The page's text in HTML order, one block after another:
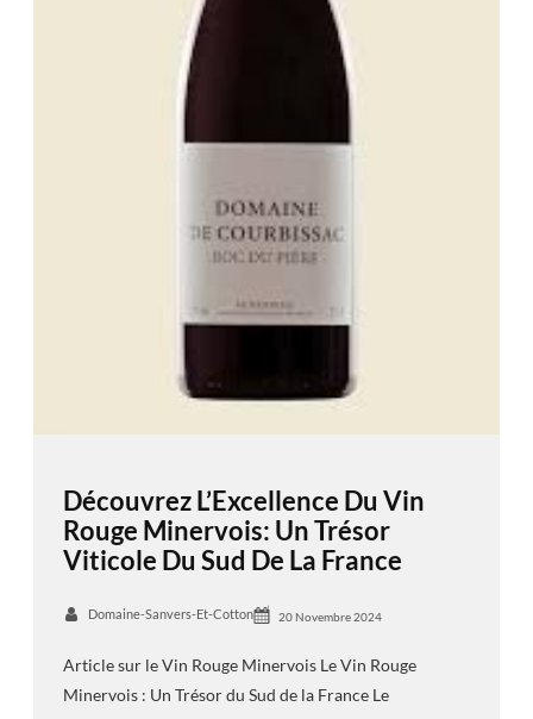
Découvrez L’Excellence Du Vin
Rouge Minervois: Un Trésor
Viticole Du Sud De La France
Domaine-Sanvers-Et-Cotton 20 Novembre 2024
Article sur le Vin Rouge Minervois Le Vin Rouge
Minervois : Un Trésor du Sud de la France Le